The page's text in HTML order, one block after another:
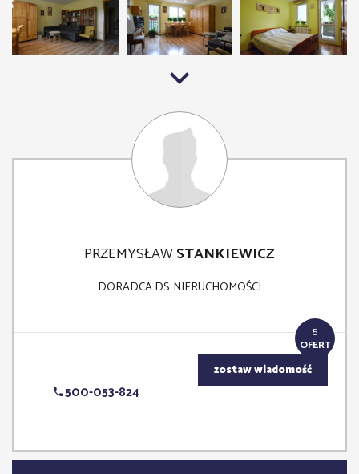
5
OFERT
PRZEMYSŁAWSTANKIEWICZ
DORADCA DS. NIERUCHOMOŚCI
500-053-824
zostaw wiadomość